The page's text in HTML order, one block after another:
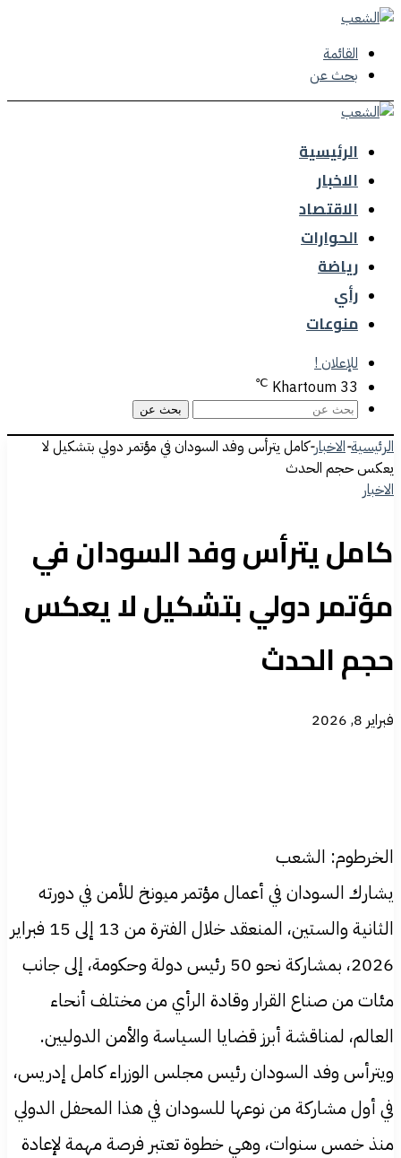
القائمة
بحث عن
الرئيسية
الاخبار
الاقتصاد
الحوارات
رياضة
رأي
منوعات
للإعلان !
Khartoum 33
℃
بحث عن
الرئيسية-الاخبار-كامل يترأس وفد السودان في مؤتمر دولي بتشكيل لا
يعكس حجم الحدث
الاخبار
كامل يترأس وفد السودان في
مؤتمر دولي بتشكيل لا يعكس
حجم الحدث
فبراير 8, 2026
الخرطوم: الشعب
يشارك السودان في أعمال مؤتمر ميونخ للأمن في دورته
الثانية والستين، المنعقد خلال الفترة من 13 إلى 15 فبراير
2026، بمشاركة نحو 50 رئيس دولة وحكومة، إلى جانب
مئات من صناع القرار وقادة الرأي من مختلف أنحاء
العالم، لمناقشة أبرز قضايا السياسة والأمن الدوليين.
ويترأس وفد السودان رئيس مجلس الوزراء كامل إدريس،
في أول مشاركة من نوعها للسودان في هذا المحفل الدولي
منذ خمس سنوات، وهي خطوة تعتبر فرصة مهمة لإعادة